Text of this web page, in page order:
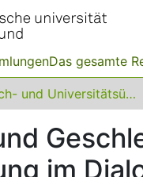
Das gesamte
Fach- und Universitätsübergreifendes
im